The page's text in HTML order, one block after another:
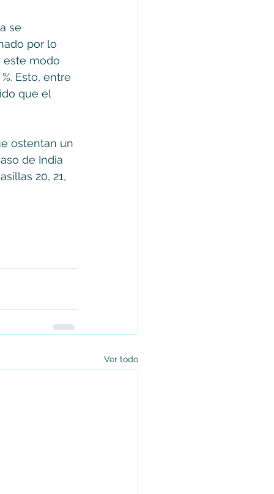
se
por lo
este modo
Esto, entre
que el
ostentan un
de India
20, 21,
Ver todo